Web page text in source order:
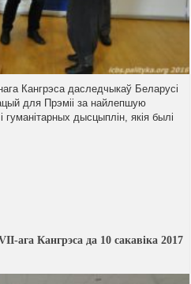
Кангрэса даследчыкаў Беларусі
для Прэміі за найлепшую
дысцыплін, якія былі
ага Кангрэса да 10 сакавіка 2017